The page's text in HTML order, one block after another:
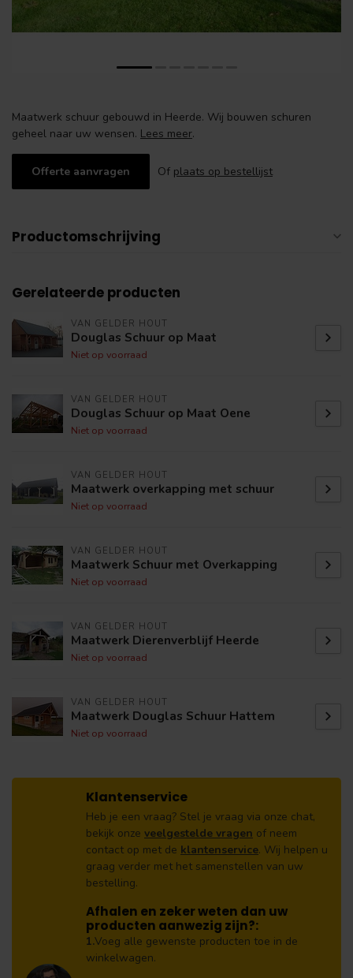
Maatwerk schuur gebouwd in Heerde. Wij bouwen schuren
geheel naar uw wensen. Lees meer.
Offerte aanvragen Of plaats op bestellijst
Productomschrijving
Gerelateerde producten
VAN GELDER HOUT
Douglas Schuur op Maat
Niet op voorraad
VAN GELDER HOUT
Douglas Schuur op Maat Oene
Niet op voorraad
VAN GELDER HOUT
Maatwerk overkapping met schuur
Niet op voorraad
VAN GELDER HOUT
Maatwerk Schuur met Overkapping
Niet op voorraad
VAN GELDER HOUT
Maatwerk Dierenverblijf Heerde
Niet op voorraad
VAN GELDER HOUT
Maatwerk Douglas Schuur Hattem
Niet op voorraad
Klantenservice
Heb je een vraag? Stel je vraag via onze chat,
bekijk onze veelgestelde vragen of neem
contact op met de klantenservice. Wij helpen u
graag verder met het samenstellen van uw
bestelling.
Afhalen en zeker weten dan uw
producten aanwezig zijn?:
1.Voeg alle gewenste producten toe in de
winkelwagen.